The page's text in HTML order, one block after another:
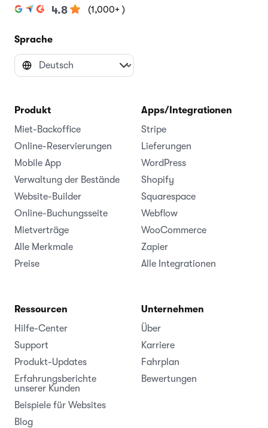
4.8 (1,000+ )
Sprache
Produkt
Miet-Backoffice
Online-Reservierungen
Mobile App
Verwaltung der Bestände
Website-Builder
Online-Buchungsseite
Mietverträge
Alle Merkmale
Preise
Apps/Integrationen
Stripe
Lieferungen
WordPress
Shopify
Squarespace
Webflow
WooCommerce
Zapier
Alle Integrationen
Ressourcen
Hilfe-Center
Support
Produkt-Updates
Erfahrungsberichte
unserer Kunden
Beispiele für Websites
Blog
Unternehmen
Über
Karriere
Fahrplan
Bewertungen